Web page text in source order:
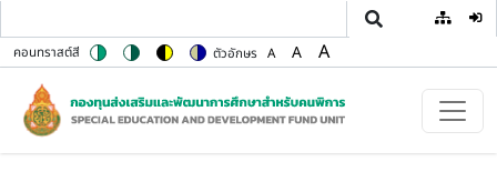
คอนทราสต์สี
Switch to color theme
Switch to high contrast theme
Switch to high visibility theme
Switch to soft theme
ตัวอักษร A
Set font size to 100%
A
Set font size to 125%
A